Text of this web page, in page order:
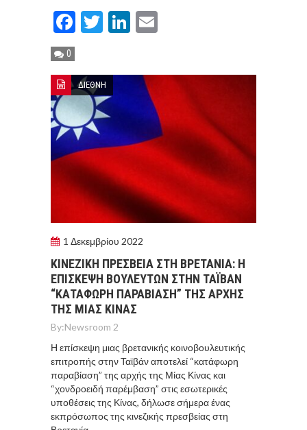
Facebook
TwitterLinkedIn
0
ΔΙΕΘΝΗ
1 Δεκεμβρίου 2022
ΚΙΝΕΖΙΚΗ ΠΡΕΣΒΕΙΑ ΣΤΗ ΒΡΕΤΑΝΙΑ: Η
ΕΠΙΣΚΕΨΗ ΒΟΥΛΕΥΤΩΝ ΣΤΗΝ ΤΑΪΒΑΝ
“ΚΑΤΑΦΩΡΗ ΠΑΡΑΒΙΑΣΗ” ΤΗΣ ΑΡΧΗΣ
ΤΗΣ ΜΙΑΣ ΚΙΝΑΣ
By:Newsroom 2
Η επίσκεψη μιας βρετανικής κοινοβουλευτικής
επιτροπής στην Ταϊβάν αποτελεί “κατάφωρη
παραβίαση” της αρχής της Μίας Κίνας και
“χονδροειδή παρέμβαση” στις εσωτερικές
υποθέσεις της Κίνας, δήλωσε σήμερα ένας
εκπρόσωπος της κινεζικής πρεσβείας στη